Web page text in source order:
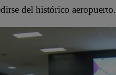
del histórico aeropuerto.